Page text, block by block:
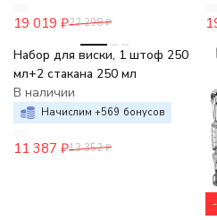
19 019 ₽22 298 ₽
-15%
Набор для виски, 1 штоф 250
мл+2 стакана 250 мл
В наличии
Начислим +569 бонусов
11 387 ₽13 352 ₽